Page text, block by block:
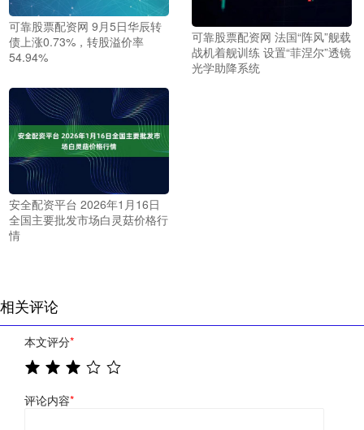
可靠股票配资网 9月5日华辰转
债上涨0.73%，转股溢价率
54.94%
可靠股票配资网 法国“阵风”舰载
战机着舰训练 设置“菲涅尔”透镜
光学助降系统
安全配资平台 2026年1月16日
全国主要批发市场白灵菇价格行
情
相关评论
本文评分*
评论内容*